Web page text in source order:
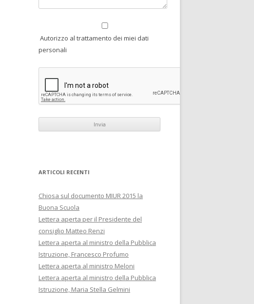
Autorizzo al trattamento dei miei dati
personali
ARTICOLI RECENTI
Chiosa sul documento MIUR 2015 la
Buona Scuola
Lettera aperta per il Presidente del
consiglio Matteo Renzi
Lettera aperta al ministro della Pubblica
Istruzione, Francesco Profumo
Lettera aperta al ministro Meloni
Lettera aperta al ministro della Pubblica
Istruzione, Maria Stella Gelmini